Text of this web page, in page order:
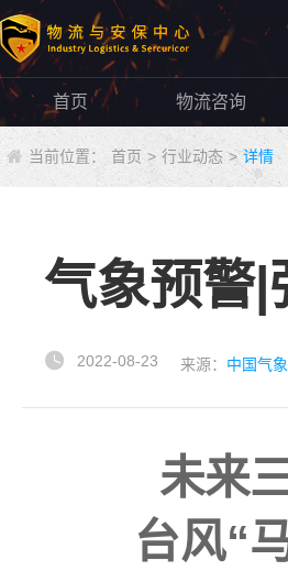
首页 物流咨询
当前位置： 首页 > 行业动态 > 详情
气象预警|
2022-08-23 来源： 中国气
未来
台风“